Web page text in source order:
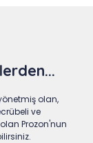
olan,
ve
Prozon'nun